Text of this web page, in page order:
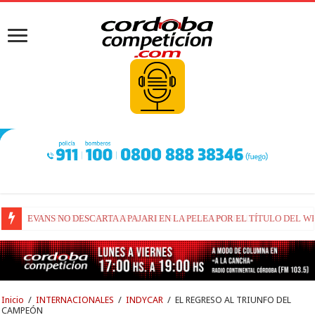
RAÚL FERNÁNDEZ Y TRACKHOUSE, A CONTINUIDAD
Inicio / INTERNACIONALES / INDYCAR / EL REGRESO AL TRIUNFO DEL
CAMPEÓN